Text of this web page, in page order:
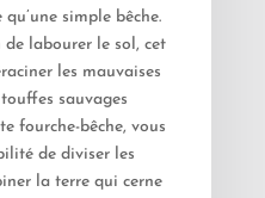
simple bêche.
labourer le sol, cet
les mauvaises
sauvages
fourche-bêche, vous
de diviser les
la terre qui cerne